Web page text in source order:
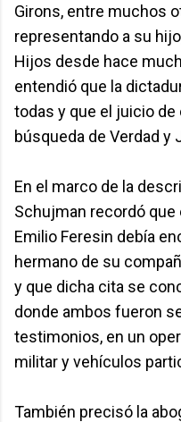
Girons, entre muchos
representando a su
Hijos desde hace
entendió que la
todas y que el juicio de
búsqueda de Verdad y
En el marco de la
Schujman recordó que
Emilio Feresin debía
hermano de su
y que dicha cita se
donde ambos fueron
testimonios, en un
militar y vehículos
También precisó la